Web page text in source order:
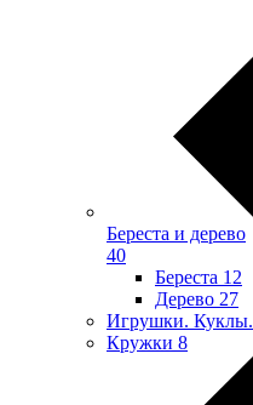
Береста и дерево
40
Береста 12
Дерево 27
Игрушки. Куклы.
Кружки 8